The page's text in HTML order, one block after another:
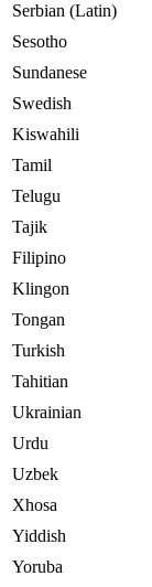
Serbian (Latin)
Sesotho
Sundanese
Swedish
Kiswahili
Tamil
Telugu
Tajik
Filipino
Klingon
Tongan
Turkish
Tahitian
Ukrainian
Urdu
Uzbek
Xhosa
Yiddish
Yoruba